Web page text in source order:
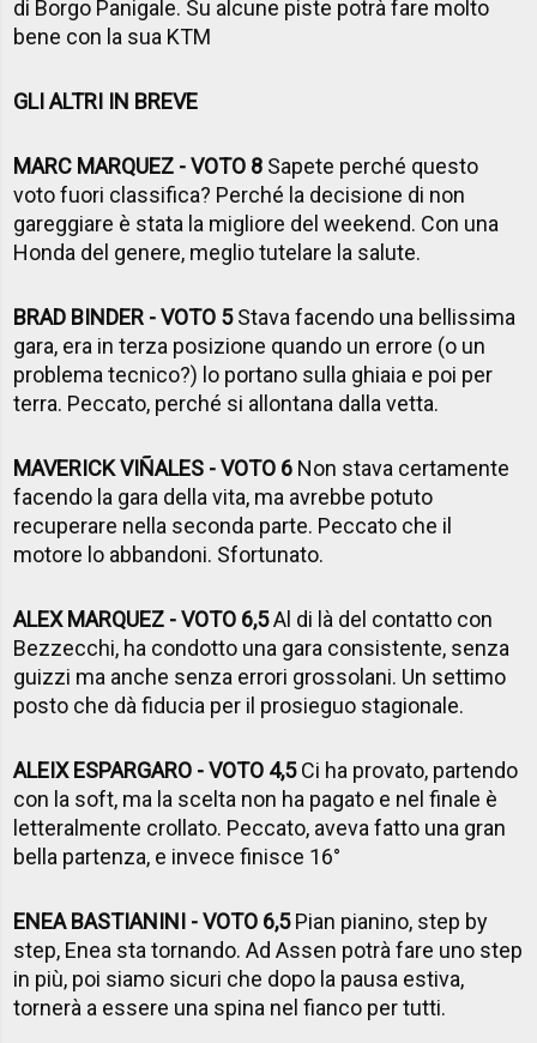
di Borgo Panigale. Su alcune piste potrà fare molto
bene con la sua KTM
GLI ALTRI IN BREVE
MARC MARQUEZ - VOTO 8 Sapete perché questo
voto fuori classifica? Perché la decisione di non
gareggiare è stata la migliore del weekend. Con una
Honda del genere, meglio tutelare la salute.
BRAD BINDER - VOTO 5Stava facendo una bellissima
gara, era in terza posizione quando un errore (o un
problema tecnico?) lo portano sulla ghiaia e poi per
terra. Peccato, perché si allontana dalla vetta.
MAVERICK VIÑALES - VOTO 6 Non stava certamente
facendo la gara della vita, ma avrebbe potuto
recuperare nella seconda parte. Peccato che il
motore lo abbandoni. Sfortunato.
ALEX MARQUEZ - VOTO 6,5Al di là del contatto con
Bezzecchi, ha condotto una gara consistente, senza
guizzi ma anche senza errori grossolani. Un settimo
posto che dà fiducia per il prosieguo stagionale.
ALEIX ESPARGARO - VOTO 4,5Ci ha provato, partendo
con la soft, ma la scelta non ha pagato e nel finale è
letteralmente crollato. Peccato, aveva fatto una gran
bella partenza, e invece finisce 16°
ENEA BASTIANINI - VOTO 6,5Pian pianino, step by
step, Enea sta tornando. Ad Assen potrà fare uno step
in più, poi siamo sicuri che dopo la pausa estiva,
tornerà a essere una spina nel fianco per tutti.